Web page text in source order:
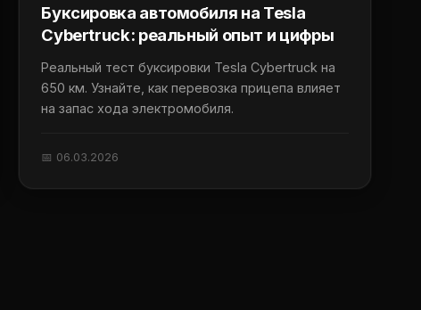
Буксировка автомобиля на Tesla
Cybertruck: реальный опыт и цифры
Реальный тест буксировки Tesla Cybertruck на
650 км. Узнайте, как перевозка прицепа влияет
на запас хода электромобиля.
📅 06.03.2026